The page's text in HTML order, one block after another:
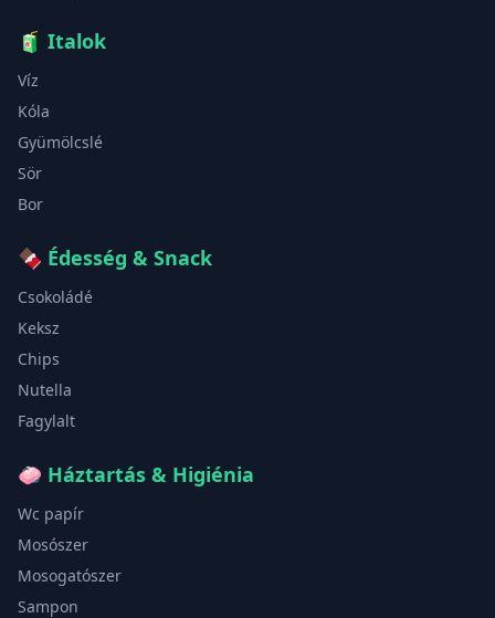
🧃 Italok
Víz
Kóla
Gyümölcslé
Sör
Bor
🍫 Édesség & Snack
Csokoládé
Keksz
Chips
Nutella
Fagylalt
🧼 Háztartás & Higiénia
Wc papír
Mosószer
Mosogatószer
Sampon